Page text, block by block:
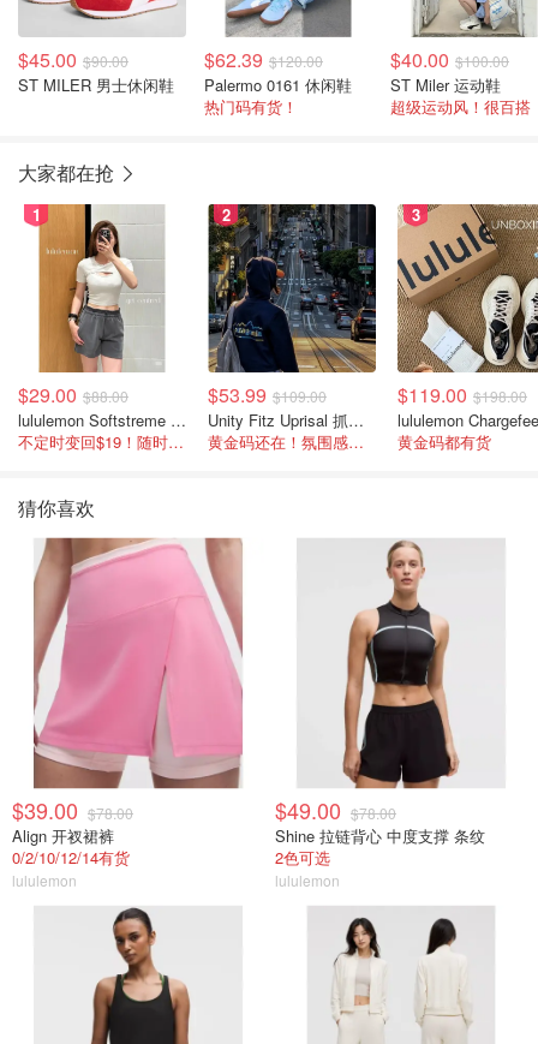
$45.00 $90.00
ST MILER 男士休闲鞋
$62.39 $120.00
Palermo 0161 休闲鞋
热门码有货！
$40.00 $100.00
ST Miler 运动鞋
超级运动风！很百搭
大家都在抢
1
$29.00 $88.00
lululemon Softstreme 女士高腰短裤 10cm
不定时变回$19！随时点进来看
2
$53.99 $109.00
Unity Fitz Uprisal 抓绒卫衣
黄金码还在！氛围感之神
3
$119.00 $198.00
黄金码都有货
猜你喜欢
$39.00 $78.00
Align 开衩裙裤
0/2/10/12/14有货
lululemon
$49.00 $78.00
Shine 拉链背心 中度支撑 条纹
2色可选
lululemon